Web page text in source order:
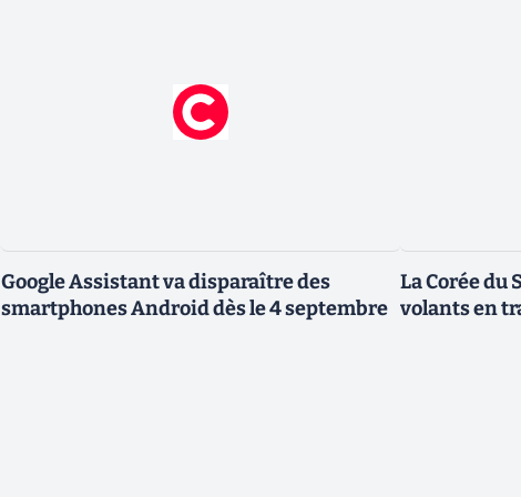
Google Assistant va disparaître des
smartphones Android dès le 4 septembre
La Corée du
volants en